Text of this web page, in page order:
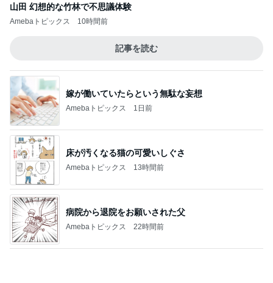
Amebaトピックス 1日前
床が汚くなる猫の可愛いしぐさ
Amebaトピックス 13時間前
病院から退院をお願いされた父
Amebaトピックス 22時間前